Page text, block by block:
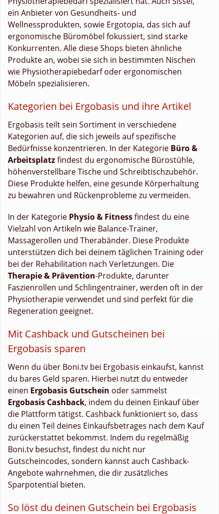
ein Anbieter von Gesundheits- und
Wellnessprodukten, sowie Ergotopia, das sich auf
ergonomische Büromöbel fokussiert, sind starke
Konkurrenten. Alle diese Shops bieten ähnliche
Produkte an, wobei sie sich in bestimmten Nischen
wie Physiotherapiebedarf oder ergonomischen
Möbeln spezialisieren.
Kategorien bei Ergobasis und ihre Artikel
Ergobasis teilt sein Sortiment in verschiedene
Kategorien auf, die sich jeweils auf spezifische
Bedürfnisse konzentrieren. In der Kategorie Büro &
Arbeitsplatzfindest du ergonomische Bürostühle,
höhenverstellbare Tische und Schreibtischzubehör.
Diese Produkte helfen, eine gesunde Körperhaltung
zu bewahren und Rückenprobleme zu vermeiden.
In der Kategorie Physio & Fitnessfindest du eine
Vielzahl von Artikeln wie Balance-Trainer,
Massagerollen und Therabänder. Diese Produkte
unterstützen dich bei deinem täglichen Training oder
bei der Rehabilitation nach Verletzungen. Die
Therapie & Prävention-Produkte, darunter
Faszienrollen und Schlingentrainer, werden oft in der
Physiotherapie verwendet und sind perfekt für die
Regeneration geeignet.
Mit Cashback und Gutscheinen bei
Ergobasis sparen
Wenn du über Boni.tv bei Ergobasis einkaufst, kannst
du bares Geld sparen. Hierbei nutzt du entweder
einen Ergobasis Gutschein oder sammelst
Ergobasis Cashback, indem du deinen Einkauf über
die Plattform tätigst. Cashback funktioniert so, dass
du einen Teil deines Einkaufsbetrages nach dem Kauf
zurückerstattet bekommst. Indem du regelmäßig
Boni.tv besuchst, findest du nicht nur
Gutscheincodes, sondern kannst auch Cashback-
Angebote wahrnehmen, die dir zusätzliches
Sparpotential bieten.
So löst du deinen Gutschein bei Ergobasis